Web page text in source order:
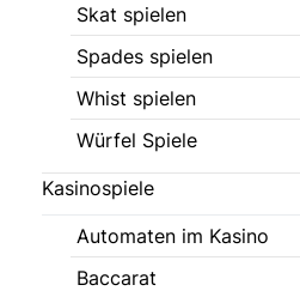
Skat spielen
Spades spielen
Whist spielen
Würfel Spiele
Kasinospiele
Automaten im Kasino
Baccarat